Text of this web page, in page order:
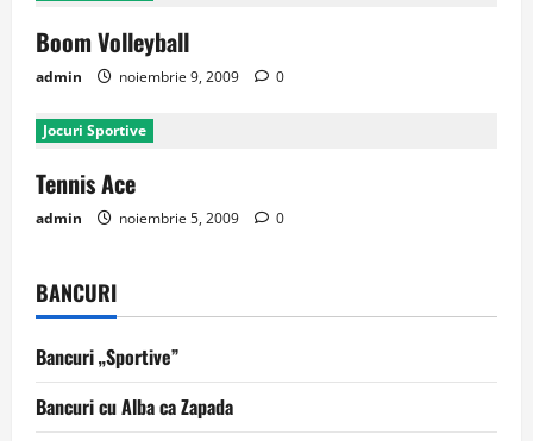
Boom Volleyball
admin noiembrie 9, 2009 0
Jocuri Sportive
Tennis Ace
admin noiembrie 5, 2009 0
BANCURI
Bancuri „Sportive”
Bancuri cu Alba ca Zapada